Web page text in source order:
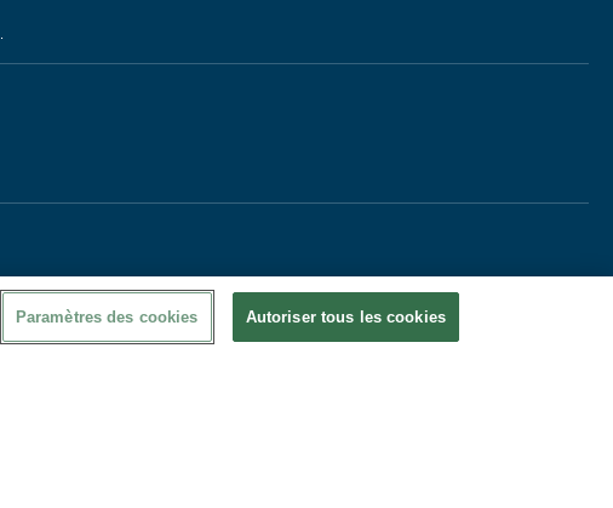
Paramètres des cookies Autoriser tous les cookies